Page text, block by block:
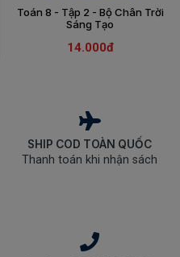
Toán 8 - Tập 2 - Bộ Chân Trời
Sáng Tạo
14.000đ
SHIP COD TOÀN QUỐC
Thanh toán khi nhận sách